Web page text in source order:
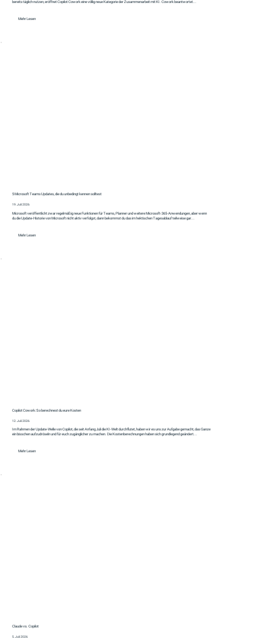
bereits täglich nutzen, eröffnet Copilot Cowork eine völlig neue Kategorie der Zusammenarbeit mit KI. Cowork beantwortet...
Mehr Lesen
5 Microsoft Teams Updates, die du unbedingt kennen solltest
19. Juli 2026
Microsoft veröffentlicht zwar regelmäßig neue Funktionen für Teams, Planner und weitere Microsoft-365-Anwendungen, aber wenn
du die Update-Historie von Microsoft nicht aktiv verfolgst, dann bekommst du das im hektischen Tagesablauf teilweise gar...
Mehr Lesen
Copilot Cowork: So berechnest du eure Kosten
12. Juli 2026
Im Rahmen der Update-Welle von Copilot, die seit Anfang Juli die KI-Welt durchflutet, haben wir es uns zur Aufgabe gemacht, das Ganze
ein bisschen aufzudröseln und für euch zugänglicher zu machen. Die Kostenberechnungen haben sich grundlegend geändert...
Mehr Lesen
Claude vs. Copilot
5. Juli 2026